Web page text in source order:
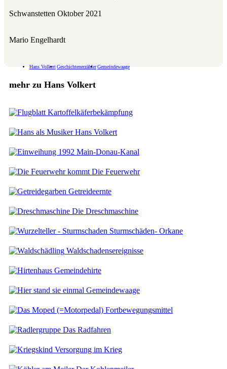
Schwanstetten Oktober 2021
Mario Engelhardt
Hans VolkertGeschichtenerzählerGemeindewaage
mehr zu Hans Volkert
Kartoffelkäferbekämpfung
Hans Volkert
Main-Donau-Kanal
Die Feuerwehr
Getreideernte
Die Dreschmaschine
Sturmschäden- Orkane
Waldschadensereignisse
Gemeindehirte
Gemeindewaage
Fortbewegungsmittel
Das Radfahren
Versorgung im Krieg